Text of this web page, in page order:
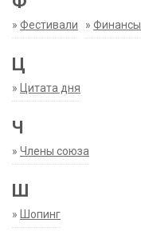
» Фестивали » Финансы
Ц
» Цитата дня
Ч
» Члены союза
Ш
» Шопинг